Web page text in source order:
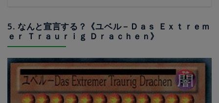
5. なんと宣言する？《ユベル－Ｄａｓ Ｅｘｔｒｅｍ
ｅｒ Ｔｒａｕｒｉｇ Ｄｒａｃｈｅｎ》